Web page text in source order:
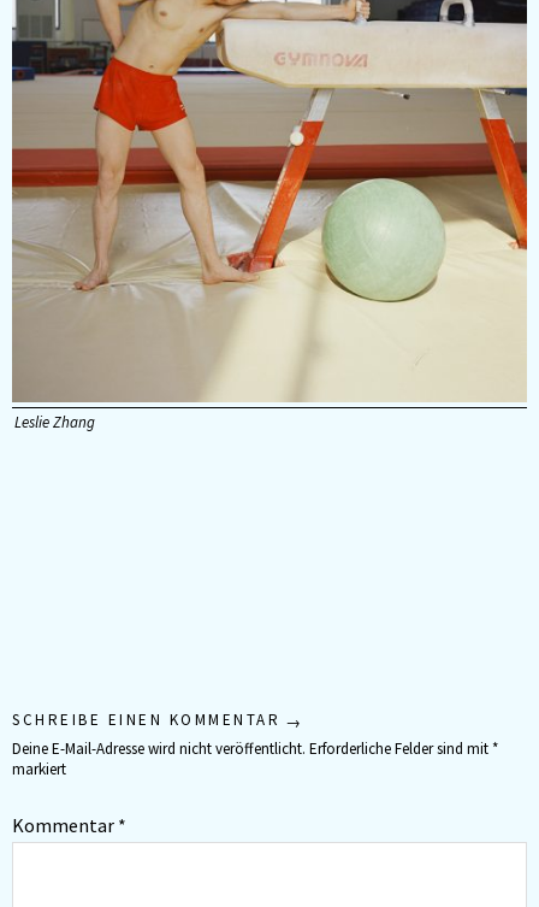
Leslie Zhang
SCHREIBE EINEN KOMMENTAR
Deine E-Mail-Adresse wird nicht veröffentlicht. Erforderliche Felder sind mit*
markiert
Kommentar *